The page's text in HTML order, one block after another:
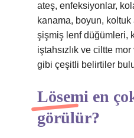
ateş, enfeksiyonlar,
kanama, boyun, koltuk
şişmiş lenf düğümleri,
iştahsızlık ve ciltte mor
gibi çeşitli belirtiler
Lösemi en
görülür?